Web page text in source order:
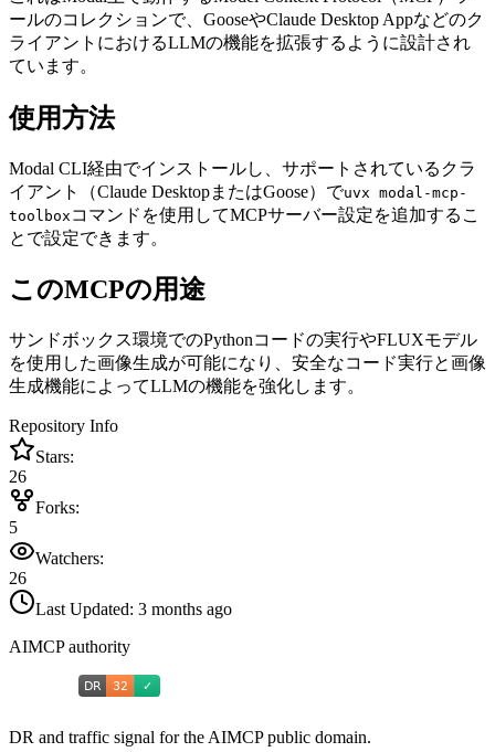
ールのコレクションで、GooseやClaude Desktop Appなどのク
ライアントにおけるLLMの機能を拡張するように設計され
ています。
使用方法
Modal CLI経由でインストールし、サポートされているクラ
イアント（Claude DesktopまたはGoose）でuvx modal-mcp-
toolbox コマンドを使用してMCPサーバー設定を追加するこ
とで設定できます。
このMCPの用途
サンドボックス環境でのPythonコードの実行やFLUXモデル
を使用した画像生成が可能になり、安全なコード実行と画像
生成機能によってLLMの機能を強化します。
Repository Info
Stars:
26
Forks:
5
Watchers:
26
Last Updated: 3 months ago
AIMCP authority
DR and traffic signal for the AIMCP public domain.